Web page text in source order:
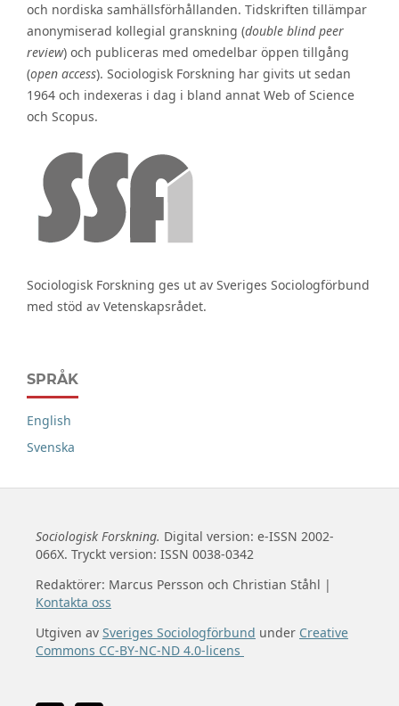
och nordiska samhällsförhållanden. Tidskriften tillämpar
anonymiserad kollegial granskning (double blind peer
review) och publiceras med omedelbar öppen tillgång
(open access). Sociologisk Forskning har givits ut sedan
1964 och indexeras i dag i bland annat Web of Science
och Scopus.
Sociologisk Forskning ges ut av Sveriges Sociologförbund
med stöd av Vetenskapsrådet.
SPRÅK
English
Svenska
Sociologisk Forskning. Digital version: e-ISSN 2002-
066X. Tryckt version: ISSN 0038-0342
Redaktörer: Marcus Persson och Christian Ståhl |
Kontakta oss
Utgiven av Sveriges Sociologförbund under Creative
Commons CC-BY-NC-ND 4.0-licens